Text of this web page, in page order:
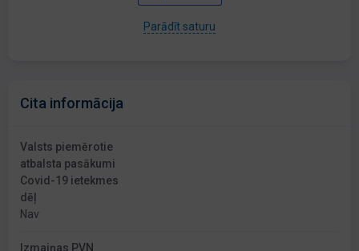
Parādīt saturu
Cita informācija
Valsts piemērotie
atbalsta pasākumi
Covid-19 ietekmes
dēļ
Nav
Izmaiņas PVN